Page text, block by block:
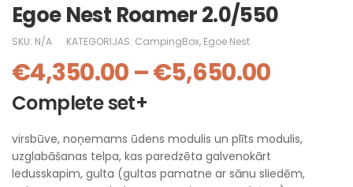
Egoe Nest Roamer 2.0/550
SKU: N/A KATEGORIJAS: CampingBox, Egoe Nest
€4,350.00–€5,650.00
Complete set+
virsbūve, noņemams ūdens modulis un plīts modulis,
uzglabāšanas telpa, kas paredzēta galvenokārt
ledusskapim, gulta (gultas pamatne ar sānu sliedēm,